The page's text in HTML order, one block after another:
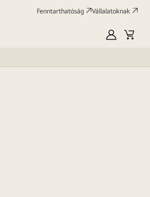
Fenntarthatóság Vállalatoknak
SajátKosár